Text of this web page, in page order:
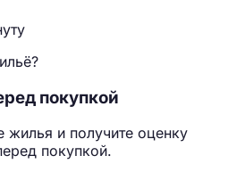
покупкой
жилья и получите оценку
покупкой.